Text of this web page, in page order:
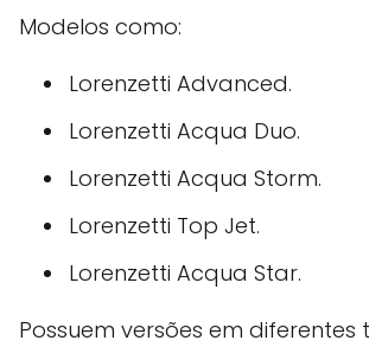
Modelos como:
Lorenzetti Advanced.
Lorenzetti Acqua Duo.
Lorenzetti Acqua Storm.
Lorenzetti Top Jet.
Lorenzetti Acqua Star.
Possuem versões em diferentes